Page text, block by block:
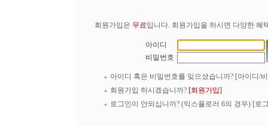
회원가입은 무료입니다. 회원가입을 하시면 다양한 혜
아이디
비밀번호
아이디 혹은 비밀번호를 잊으셨습니까? [아이디/
회원가입 하시겠습니까? [회원가입]
로그인이 안되십니까? (익스플로러 6의 경우) [로